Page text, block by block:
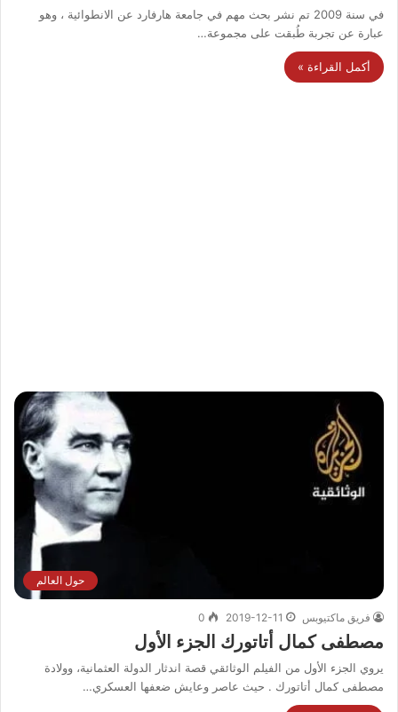
في سنة 2009 تم نشر بحث مهم في جامعة هارفارد عن الانطوائية ، وهو
عبارة عن تجربة طُبقت على مجموعة…
أكمل القراءة »
حول العالم
فريق ماكتيوبس 2019-12-11
0
مصطفى كمال أتاتورك الجزء الأول
يروي الجزء الأول من الفيلم الوثائقي قصة اندثار الدولة العثمانية، وولادة
مصطفى كمال أتاتورك . حيث عاصر وعايش ضعفها العسكري…